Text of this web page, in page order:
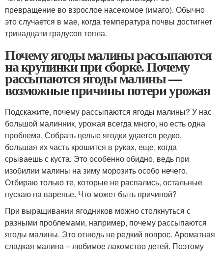
превращение во взрослое насекомое (имаго). Обычно
это случается в мае, когда температура почвы достигнет
тринадцати градусов тепла.
Почему ягоды малины рассыпаются
на крупинки при сборке. Почему
рассыпаются ягоды малины —
возможные причины потери урожая
Подскажите, почему рассыпаются ягоды малины? У нас
большой малинник, урожая всегда много, но есть одна
проблема. Собрать целые ягодки удается редко,
большая их часть крошится в руках, еще, когда
срываешь с куста. Это особенно обидно, ведь при
изобилии малины на зиму морозить особо нечего.
Отбираю только те, которые не распались, остальные
пускаю на варенье. Что может быть причиной?
При выращивании ягодников можно столкнуться с
разными проблемами, например, почему рассыпаются
ягоды малины. Это отнюдь не редкий вопрос. Ароматная
сладкая малина – любимое лакомство детей. Поэтому